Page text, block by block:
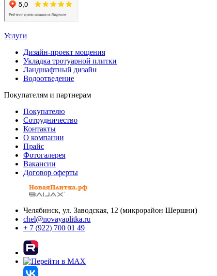
Услуги
Дизайн-проект мощения
Укладка тротуарной плитки
Ландшафтный дизайн
Водоотведение
Покупателям и партнерам
Покупателю
Сотрудничество
Контакты
О компании
Прайс
Фотогалерея
Вакансии
Договор оферты
Челябинск, ул. Заводская, 12 (микрорайон Шершни)
chel@novayaplitka.ru
+ 7 (922) 700 01 49